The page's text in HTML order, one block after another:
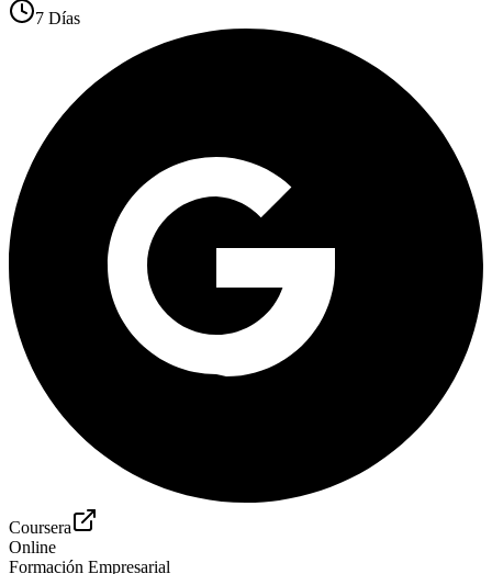
7 Días
Coursera
Online
Formación Empresarial